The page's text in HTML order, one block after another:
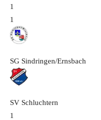
1
1
SG Sindringen/Ernsbach
SV Schluchtern
1